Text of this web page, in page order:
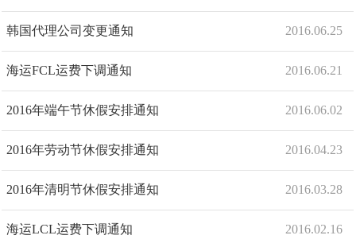
韩国首尔
韩国代理公司变更通知 2016.06.25
海运FCL运费下调通知 2016.06.21
2016年端午节休假安排通知 2016.06.02
2016年劳动节休假安排通知 2016.04.23
2016年清明节休假安排通知 2016.03.28
海运LCL运费下调通知 2016.02.16